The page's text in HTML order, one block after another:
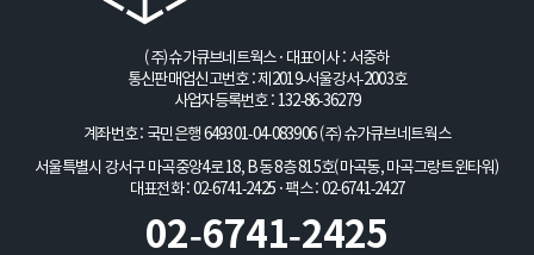
(주)슈가큐브네트웍스 · 대표이사 : 서중하
통신판매업신고번호 : 제2019-서울강서-2003호
사업자등록번호 : 132-86-36279
계좌번호 : 국민은행 649301-04-083906 (주)슈가큐브네트웍스
서울특별시 강서구 마곡중앙4로 18, B동 8층 815호(마곡동, 마곡그랑트윈타워)
대표전화 : 02-6741-2425 · 팩스 : 02-6741-2427
02-6741-2425